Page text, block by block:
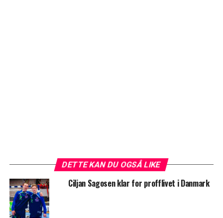
DETTE KAN DU OGSÅ LIKE
Ciljan Sagosen klar for profflivet i Danmark